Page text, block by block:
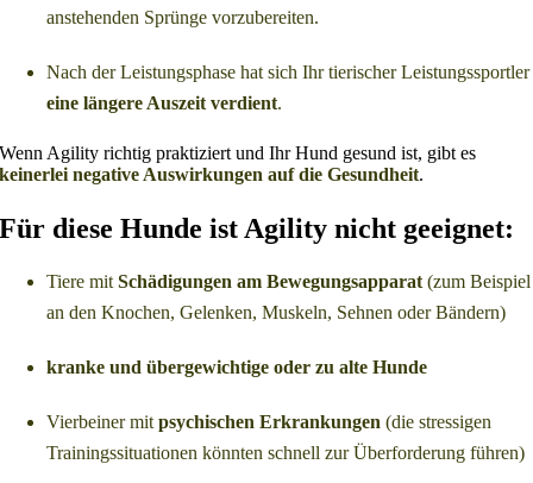
anstehenden Sprünge vorzubereiten.
Nach der Leistungsphase hat sich Ihr tierischer Leistungssportler
eine längere Auszeit verdient.
Wenn Agility richtig praktiziert und Ihr Hund gesund ist, gibt es
keinerlei negative Auswirkungen auf die Gesundheit.
Für diese Hunde ist Agility nicht geeignet:
Tiere mitSchädigungen am Bewegungsapparat (zum Beispiel
an den Knochen, Gelenken, Muskeln, Sehnen oder Bändern)
kranke und übergewichtige oder zu alte Hunde
Vierbeiner mitpsychischen Erkrankungen (die stressigen
Trainingssituationen könnten schnell zur Überforderung führen)